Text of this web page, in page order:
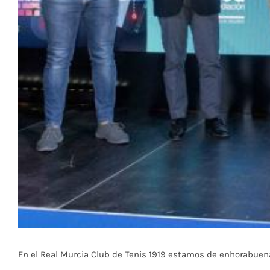
En el Real Murcia Club de Tenis 1919 estamos de